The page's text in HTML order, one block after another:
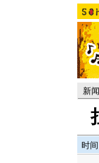
新
时